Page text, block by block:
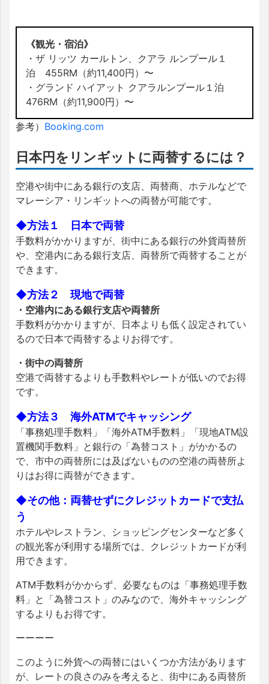
《観光・宿泊》
・ザ リッツ カールトン、クアラ ルンプール１
泊 455RM（約11,400円）〜
・グランド ハイアット クアラルンプール１泊
476RM（約11,900円）〜
参考） Booking.com
日本円をリンギットに両替するには？
空港や街中にある銀行の支店、両替商、ホテルなどで
マレーシア・リンギットへの両替が可能です。
◆方法１ 日本で両替
手数料がかかりますが、街中にある銀行の外貨両替所
や、空港内にある銀行支店、両替所で両替することが
できます。
◆方法２ 現地で両替
・空港内にある銀行支店や両替所
手数料がかかりますが、日本よりも低く設定されてい
るので日本で両替するよりお得です。
・街中の両替所
空港で両替するよりも手数料やレートが低いのでお得
です。
◆方法３ 海外ATMでキャッシング
「事務処理手数料」「海外ATM手数料」「現地ATM設
置機関手数料」と銀行の「為替コスト」がかかるの
で、市中の両替所には及ばないものの空港の両替所よ
りはお得に両替ができます。
◆その他：両替せずにクレジットカードで支払
う
ホテルやレストラン、ショッピングセンターなど多く
の観光客が利用する場所では、クレジットカードが利
用できます。
ATM手数料がかからず、必要なものは「事務処理手数
料」と「為替コスト」のみなので、海外キャッシング
するよりもお得です。
ーーーー
このように外貨への両替にはいくつか方法があります
が、レートの良さのみを考えると、街中にある両替所